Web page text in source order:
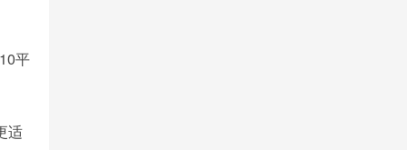
平
适